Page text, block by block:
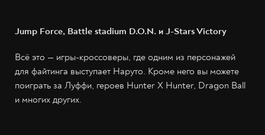
Jump Force, Battle stadium D.O.N. и J-Stars Victory
Всё это — игры-кроссоверы, где одним из персонажей
для файтинга выступает Наруто. Кроме него вы можете
поиграть за Луффи, героев Hunter Х Hunter, Dragon Ball
и многих других.